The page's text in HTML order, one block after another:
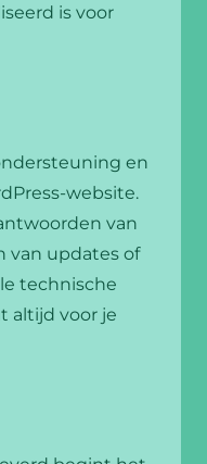
is voor
en
website.
van
van updates of
technische
altijd voor je